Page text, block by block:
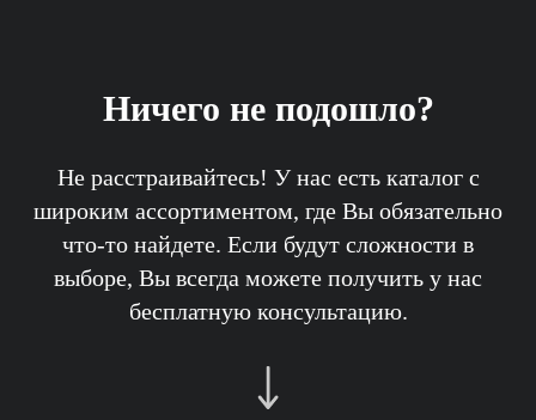
Ничего не подошло?
Не расстраивайтесь! У нас есть каталог с
широким ассортиментом, где Вы обязательно
что-то найдете. Если будут сложности в
выборе, Вы всегда можете получить у нас
бесплатную консультацию.